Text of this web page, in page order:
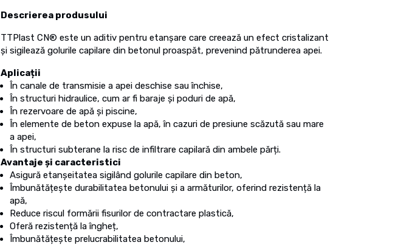
Descrierea produsului
TTPlast CN® este un aditiv pentru etanșare care creează un efect cristalizant
și sigilează golurile capilare din betonul proaspăt, prevenind pătrunderea apei.
Aplicații
În canale de transmisie a apei deschise sau închise,
În structuri hidraulice, cum ar fi baraje și poduri de apă,
În rezervoare de apă și piscine,
În elemente de beton expuse la apă, în cazuri de presiune scăzută sau mare
a apei,
În structuri subterane la risc de infiltrare capilară din ambele părți.
Avantaje și caracteristici
Asigură etanșeitatea sigilând golurile capilare din beton,
Îmbunătățește durabilitatea betonului și a armăturilor, oferind rezistență la
apă,
Reduce riscul formării fisurilor de contractare plastică,
Oferă rezistență la îngheț,
Îmbunătățește prelucrabilitatea betonului,